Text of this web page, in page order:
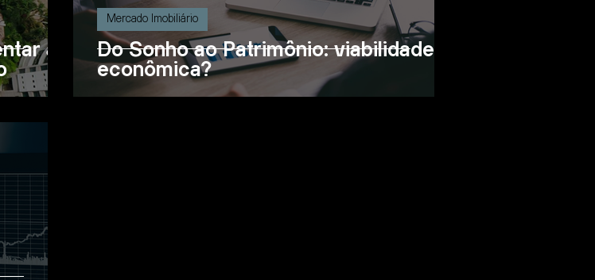
a
Do Sonho ao Patrimônio: viabilidade
econômica?
Mercado Imobiliário